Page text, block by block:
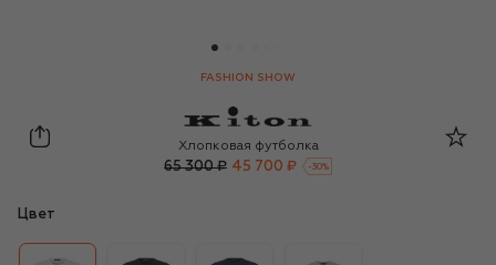
FASHION SHOW
Kiton
Хлопковая футболка
65 300 ₽ 45 700 ₽ -30%
Цвет